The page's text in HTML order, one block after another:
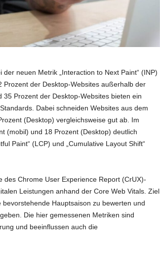
neuen Metrik „Interaction to Next Paint“ (INP)
der Desktop-Websites außerhalb der
Prozent der Desktop-Websites bieten ein
Dabei schneiden Websites aus dem
(Desktop) vergleichsweise gut ab. Im
(mobil) und 18 Prozent (Desktop) deutlich
Paint“ (LCP) und „Cumulative Layout Shift“
des Chrome User Experience Report (CrUX)-
Leistungen anhand der Core Web Vitals. Ziel
Hauptsaison zu bewerten und
Die hier gemessenen Metriken sind
und beeinflussen auch die